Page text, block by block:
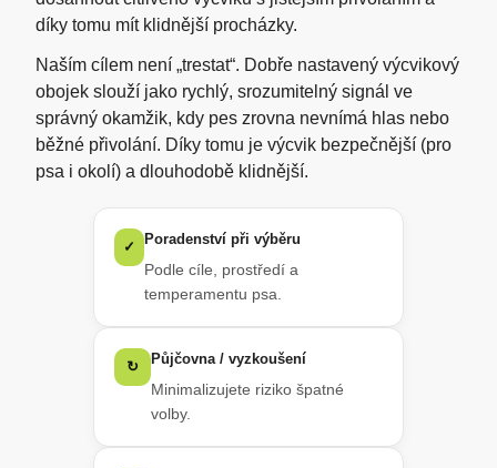
díky tomu mít klidnější procházky.
Naším cílem není „trestat“. Dobře nastavený výcvikový
obojek slouží jako rychlý, srozumitelný signál ve
správný okamžik, kdy pes zrovna nevnímá hlas nebo
běžné přivolání. Díky tomu je výcvik bezpečnější (pro
psa i okolí) a dlouhodobě klidnější.
✓ Poradenství při výběru
Podle cíle, prostředí a
temperamentu psa.
↻ Půjčovna / vyzkoušení
Minimalizujete riziko špatné
volby.